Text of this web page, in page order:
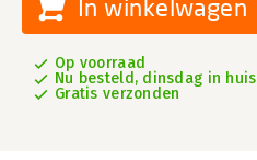
In winkelwagen
Op voorraad
Nu besteld, dinsdag in huis
Gratis verzonden